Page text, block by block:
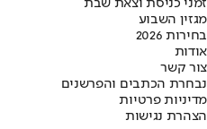
זמני כניסת וצאת שבת
מגזין השבוע
בחירות 2026
אודות
צור קשר
נבחרת הכתבים והפרשנים
מדיניות פרטיות
הצהרת נגישות